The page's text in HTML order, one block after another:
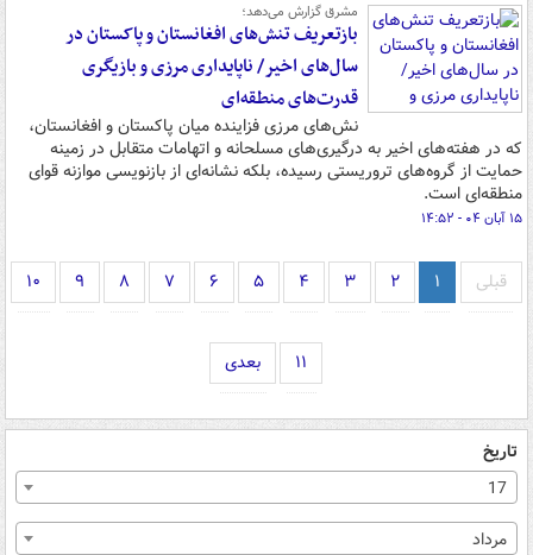
مشرق گزارش می‌دهد؛
بازتعریف تنش‌های افغانستان و پاکستان در
سال‌های اخیر/ ناپایداری مرزی و بازیگری
قدرت‌های منطقه‌ای
نش‌های مرزی فزاینده میان پاکستان و افغانستان،
که در هفته‌های اخیر به درگیری‌های مسلحانه و اتهامات متقابل در زمینه
حمایت از گروه‌های تروریستی رسیده، بلکه نشانه‌ای از بازنویسی موازنه قوای
منطقه‌ای است.
۱۵ آبان ۰۴ - ۱۴:۵۲
قبلی ۱ ۲ ۳ ۴ ۵ ۶ ۷ ۸ ۹ ۱۰
۱۱ بعدی
تاریخ
17
مرداد